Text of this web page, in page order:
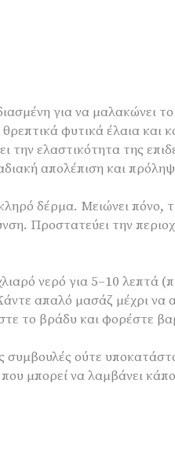
για να
φυτικά έλαια και
την ελαστικότητα της
απολέπιση και
δέρμα. Μειώνει πόνο,
Προστατεύει την
νερό για 5–10 λεπτά
απαλό μασάζ μέχρι να
το βράδυ και φορέστε
συμβουλές ούτε
μπορεί να λαμβάνει